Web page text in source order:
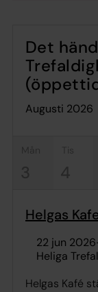
Det
augusti 2026
tis
4
Helgas
22 jun 2026
Heliga
Helgas Kafé